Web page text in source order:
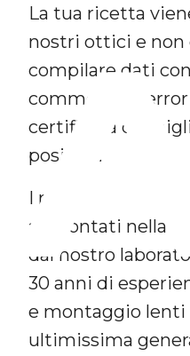
La tua ricetta
nostri ottici e non
compilare dati
commettere
certificata da
positive.
I nostri
occhiali
approntati nella
dal nostro
30 anni di
e montaggio lenti
ultimissima